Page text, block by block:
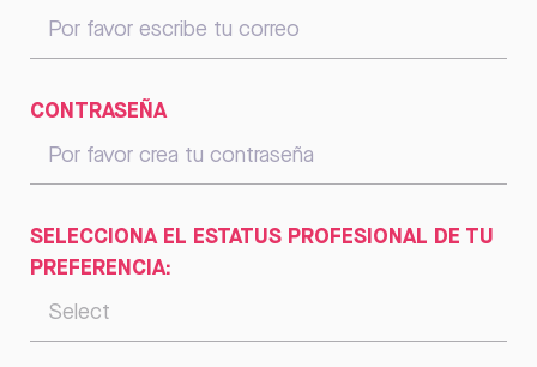
CONTRASEÑA
SELECCIONA EL ESTATUS PROFESIONAL DE TU
PREFERENCIA: